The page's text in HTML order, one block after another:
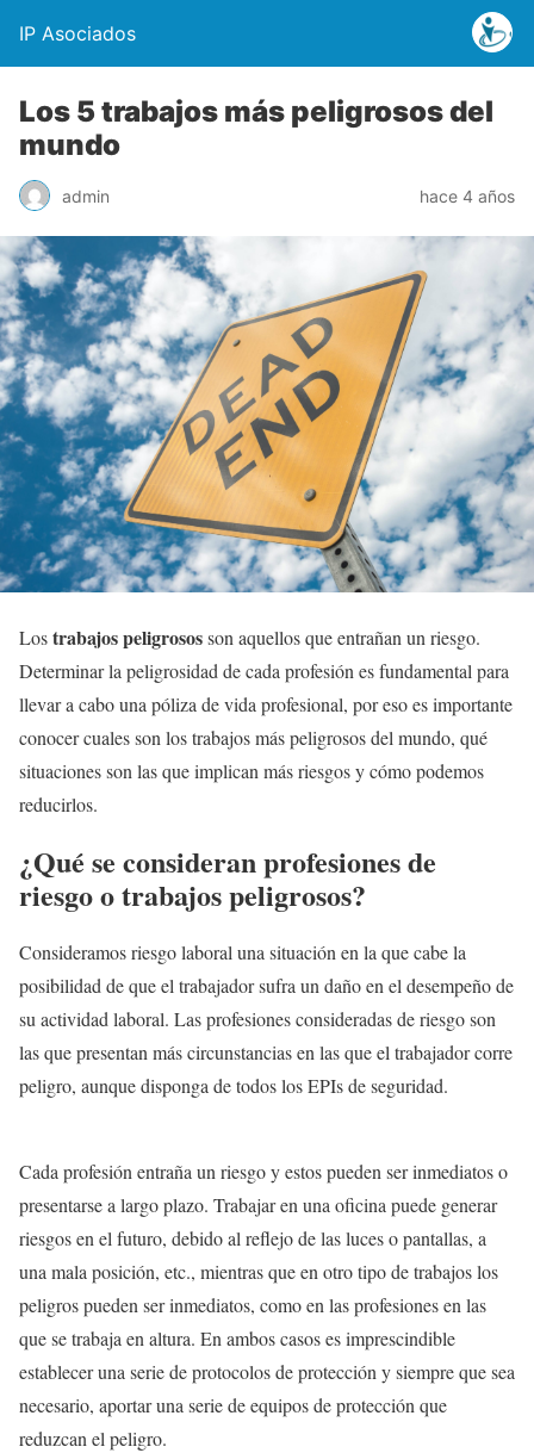
IP Asociados
Los 5 trabajos más peligrosos del
mundo
admin hace 4 años
Lostrabajos peligrososson aquellos que entrañan un riesgo.
Determinar la peligrosidad de cada profesión es fundamental para
llevar a cabo una póliza de vida profesional, por eso es importante
conocer cuales son los trabajos más peligrosos del mundo, qué
situaciones son las que implican más riesgos y cómo podemos
reducirlos.
¿Qué se consideran profesiones de
riesgo o trabajos peligrosos?
Consideramos riesgo laboral una situación en la que cabe la
posibilidad de que el trabajador sufra un daño en el desempeño de
su actividad laboral. Las profesiones consideradas de riesgo son
las que presentan más circunstancias en las que el trabajador corre
peligro, aunque disponga de todos los EPIs de seguridad.
Cada profesión entraña un riesgo y estos pueden ser inmediatos o
presentarse a largo plazo. Trabajar en una oficina puede generar
riesgos en el futuro, debido al reflejo de las luces o pantallas, a
una mala posición, etc., mientras que en otro tipo de trabajos los
peligros pueden ser inmediatos, como en las profesiones en las
que se trabaja en altura. En ambos casos es imprescindible
establecer una serie de protocolos de protección y siempre que sea
necesario, aportar una serie de equipos de protección que
reduzcan el peligro.